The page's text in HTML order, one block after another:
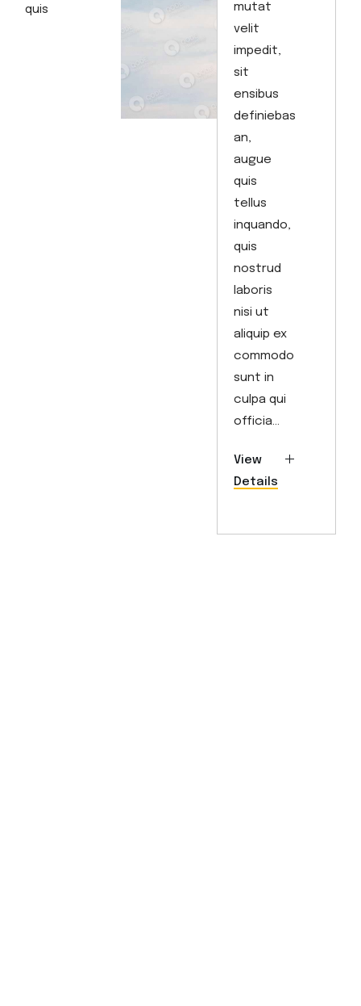
quis
mutat
velit
impedit,
sit
ensibus
definiebas
an,
augue
quis
tellus
inquando,
quis
nostrud
laboris
nisi ut
aliquip ex
commodo
sunt in
culpa qui
officia...
View
Details